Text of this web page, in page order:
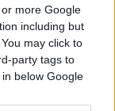
more Google
including but
may click to
party tags to
below Google
toglierselo il
quanto
del clima di
in questi
Un clima in